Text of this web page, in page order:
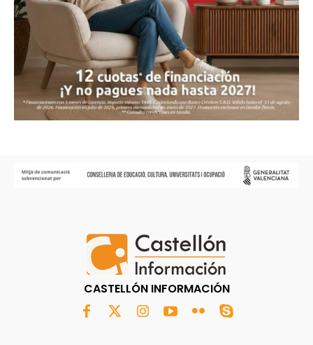
CASTELLÓN INFORMACIÓN